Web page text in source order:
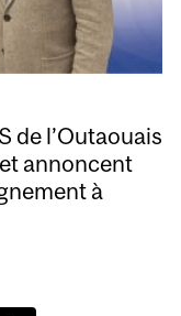
de l’Outaouais
annoncent
à